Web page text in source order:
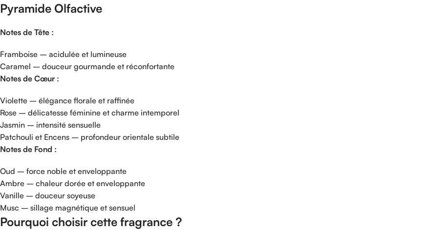
Pyramide Olfactive
Notes de Tête :
Framboise – acidulée et lumineuse
Caramel – douceur gourmande et réconfortante
Notes de Cœur :
Violette – élégance florale et raffinée
Rose – délicatesse féminine et charme intemporel
Jasmin – intensité sensuelle
Patchouli et Encens – profondeur orientale subtile
Notes de Fond :
Oud – force noble et enveloppante
Ambre – chaleur dorée et enveloppante
Vanille – douceur soyeuse
Musc – sillage magnétique et sensuel
Pourquoi choisir cette fragrance ?